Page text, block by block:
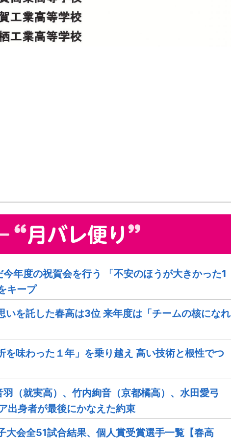
年度の祝賀会を行う 「不安のほうが大きかった1
キープ
いを託した春高は3位 来年度は「チームの核になれ
を味わった１年」を乗り越え 高い技術と根性でつ
羽（就実高）、竹内絢音（京都橘高）、水田愛弓
出身者が最後にかなえた約束
会全51試合結果、個人賞受賞選手一覧【春高